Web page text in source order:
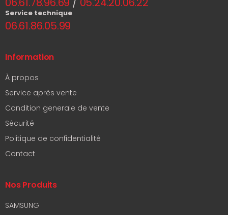
Service technique
06.61.86.05.99
Information
À propos
Service après vente
Condition generale de vente
Sécurité
Politique de confidentialité
Contact
Nos Produits
SAMSUNG